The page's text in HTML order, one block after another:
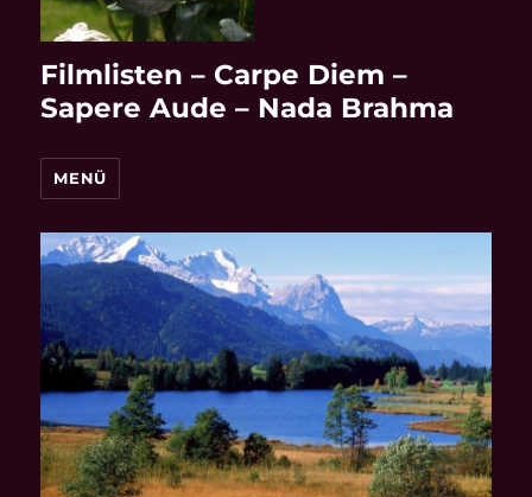
Filmlisten – Carpe Diem –
Sapere Aude – Nada Brahma
MENÜ